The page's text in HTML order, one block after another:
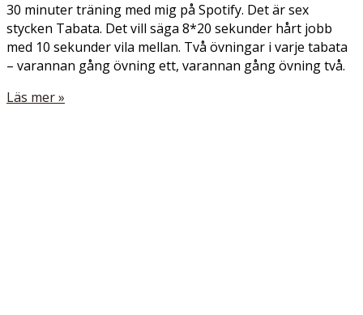
30 minuter träning med mig på Spotify. Det är sex
stycken Tabata. Det vill säga 8*20 sekunder hårt jobb
med 10 sekunder vila mellan. Två övningar i varje tabata
– varannan gång övning ett, varannan gång övning två.
Läs mer »